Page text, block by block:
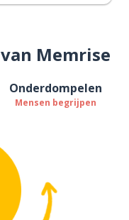
Memrise
Onderdompelen
Mensen begrijpen